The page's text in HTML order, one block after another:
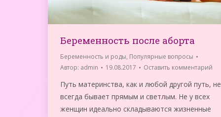
Беременность после аборта
Беременность и роды, Популярные вопросы
Автор: admin 19.08.2017 Оставить комментарий
Путь материнства, как и любой другой путь, не
всегда бывает прямым и светлым. Не у всех
женщин идеально складываются жизненные